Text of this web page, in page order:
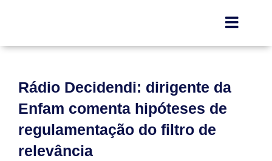
Rádio Decidendi: dirigente da
Enfam comenta hipóteses de
regulamentação do filtro de
relevância